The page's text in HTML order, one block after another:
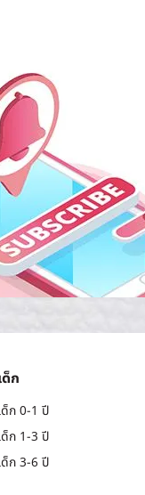
ก
ก 0-1 ปี
ก 1-3 ปี
ก 3-6 ปี